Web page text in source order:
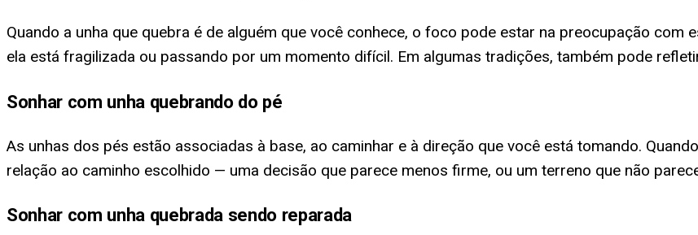
Quando a unha que quebra é de alguém que você conhece, o foco pode estar na preocupação
ela está fragilizada ou passando por um momento difícil. Em algumas tradições, também pode
Sonhar com unha quebrando do pé
As unhas dos pés estão associadas à base, ao caminhar e à direção que você está tomando.
relação ao caminho escolhido — uma decisão que parece menos firme, ou um terreno que não
Sonhar com unha quebrada sendo reparada